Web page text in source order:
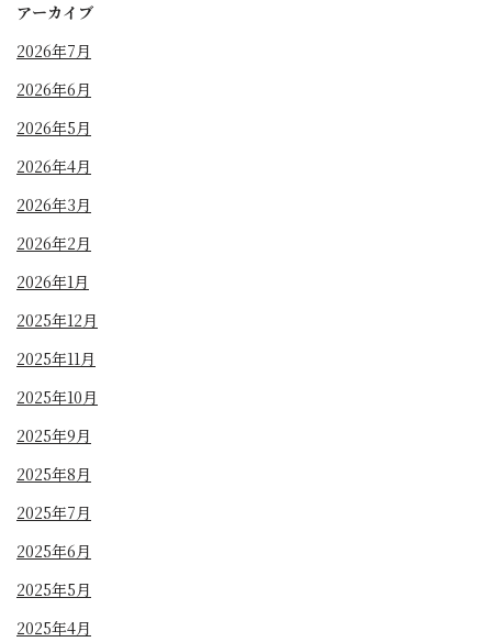
アーカイブ
2026年7月
2026年6月
2026年5月
2026年4月
2026年3月
2026年2月
2026年1月
2025年12月
2025年11月
2025年10月
2025年9月
2025年8月
2025年7月
2025年6月
2025年5月
2025年4月